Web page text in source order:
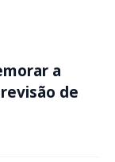
a
de